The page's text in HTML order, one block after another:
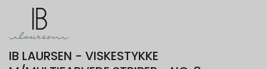
IB LAURSEN - VISKESTYKKE